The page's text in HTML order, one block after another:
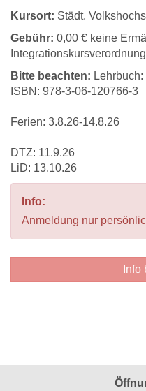
Kursort: Städt.
Gebühr: 0,00 € keine
Bitte beachten:
ISBN: 978-3-06-120766-3
Ferien: 3.8.26-14.8.26
DTZ: 11.9.26
LiD: 13.10.26
Info:
Anmeldung nur
Info